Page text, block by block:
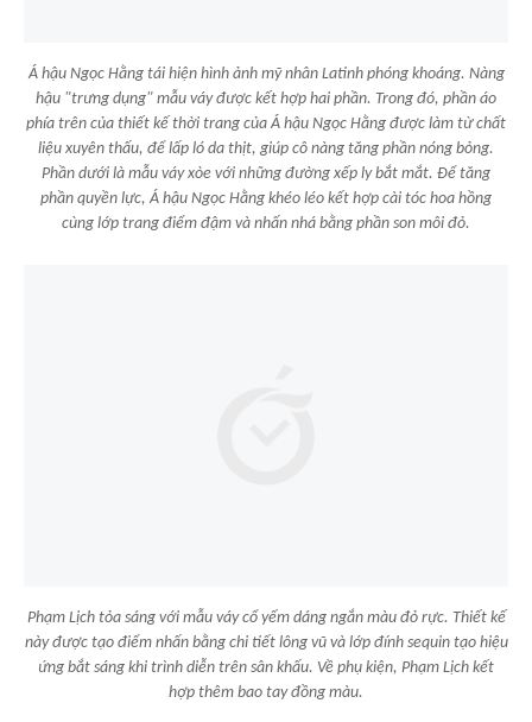
Á hậu Ngọc Hằng tái hiện hình ảnh mỹ nhân Latinh phóng khoáng. Nàng
hậu "trưng dụng" mẫu váy được kết hợp hai phần. Trong đó, phần áo
phía trên của thiết kế thời trang của Á hậu Ngọc Hằng được làm từ chất
liệu xuyên thấu, để lấp ló da thịt, giúp cô nàng tăng phần nóng bỏng.
Phần dưới là mẫu váy xòe với những đường xếp ly bắt mắt. Để tăng
phần quyền lực, Á hậu Ngọc Hằng khéo léo kết hợp cài tóc hoa hồng
cùng lớp trang điểm đậm và nhấn nhá bằng phần son môi đỏ.
Phạm Lịch tỏa sáng với mẫu váy cổ yếm dáng ngắn màu đỏ rực. Thiết kế
này được tạo điểm nhấn bằng chi tiết lông vũ và lớp đính sequin tạo hiệu
ứng bắt sáng khi trình diễn trên sân khấu. Về phụ kiện, Phạm Lịch kết
hợp thêm bao tay đồng màu.